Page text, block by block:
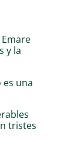
y la
una
tristes